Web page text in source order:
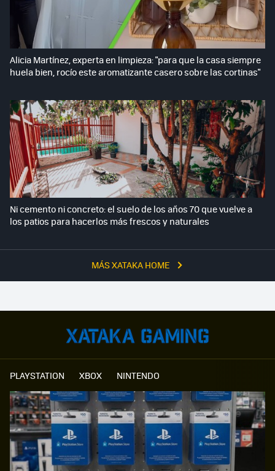
MÁS XATAKA HOME
Alicia Martínez, experta en limpieza: "para que la casa siempre
huela bien, rocío este aromatizante casero sobre las cortinas"
Ni cemento ni concreto: el suelo de los años 70 que vuelve a
los patios para hacerlos más frescos y naturales
PLAYSTATION XBOX NINTENDO